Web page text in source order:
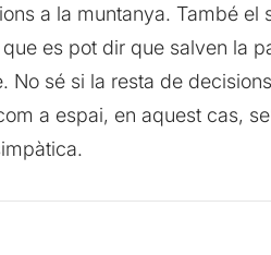
a la muntanya. També
es pot dir que salven la
sé si la resta de
a espai, en aquest cas,